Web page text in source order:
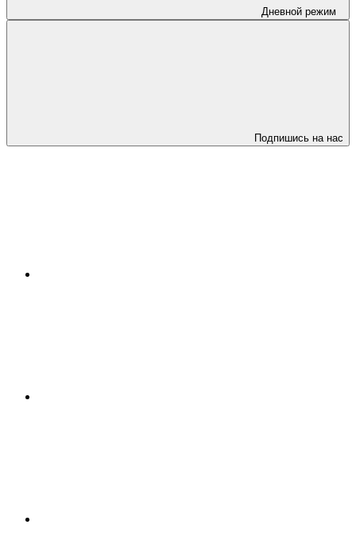
Дневной режим
Подпишись на нас